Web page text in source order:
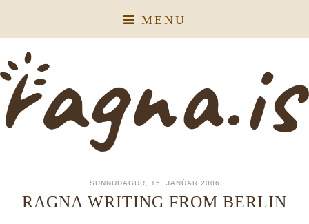
MENU
SUNNUDAGUR, 15. JANÚAR 2006
RAGNA WRITING FROM BERLIN